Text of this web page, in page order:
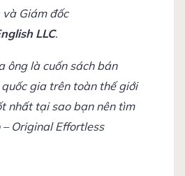
và Giám đốc
LLC.
ông là cuốn sách bán
gia trên toàn thế giới
nhất tại sao bạn nên tìm
Original Effortless